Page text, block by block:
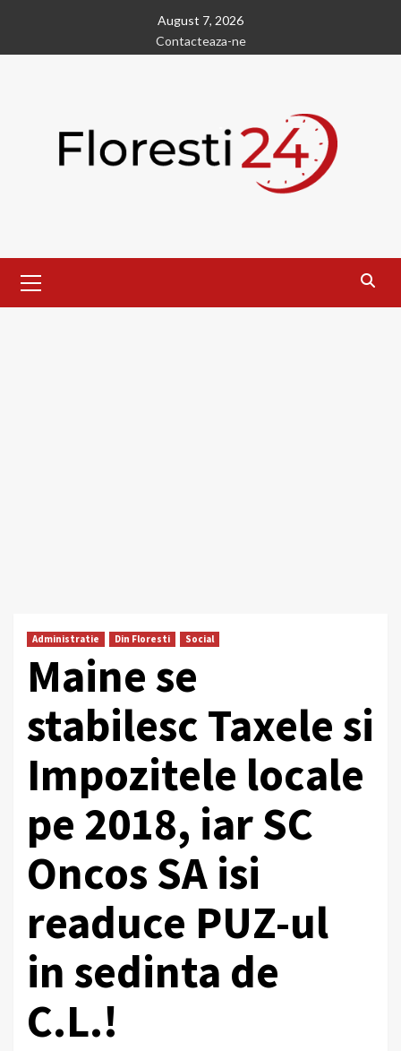
content
August 7, 2026
Contacteaza-ne
Menu
Administratie Din Floresti Social
Maine se
stabilesc Taxele si
Impozitele locale
pe 2018, iar SC
Oncos SA isi
readuce PUZ-ul
in sedinta de
C.L.!